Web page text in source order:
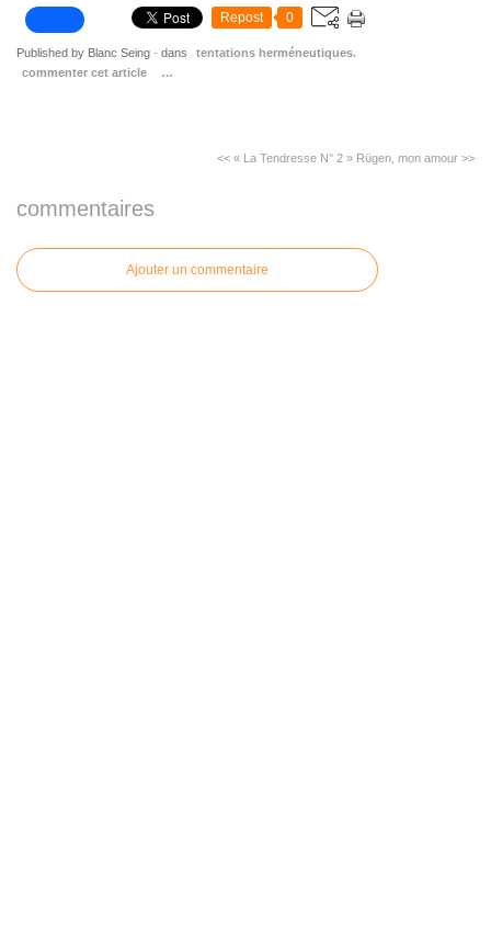
Repost 0
Published by Blanc Seing - dans
tentations herméneutiques.
commenter cet article
…
<< « La Tendresse N° 2 » Rügen, mon amour >>
commentaires
Ajouter un commentaire